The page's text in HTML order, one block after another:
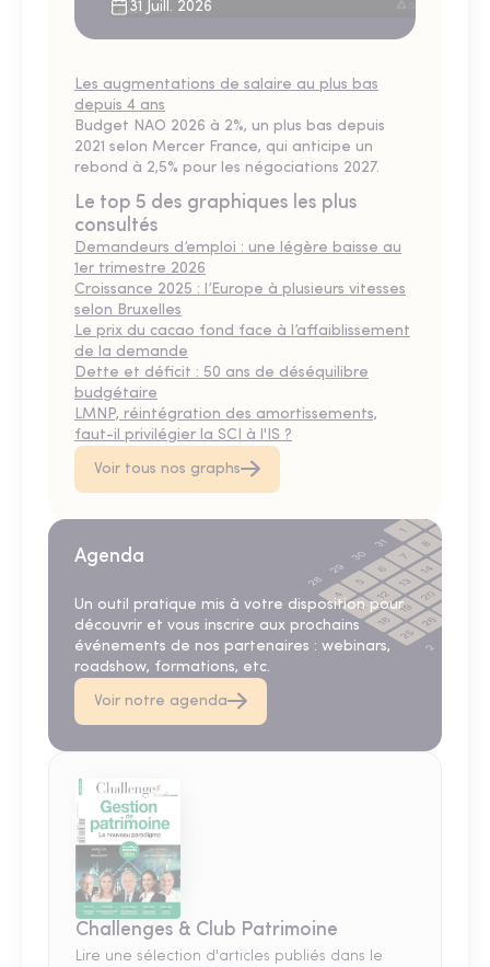
31 Juill. 2026
Les augmentations de salaire au plus bas
depuis 4 ans
Budget NAO 2026 à 2%, un plus bas depuis
2021 selon Mercer France, qui anticipe un
rebond à 2,5% pour les négociations 2027.
Le top 5 des graphiques les plus
consultés
Demandeurs d’emploi : une légère baisse au
1er trimestre 2026
Croissance 2025 : l’Europe à plusieurs vitesses
selon Bruxelles
Le prix du cacao fond face à l’affaiblissement
de la demande
Dette et déficit : 50 ans de déséquilibre
budgétaire
LMNP, réintégration des amortissements,
faut-il privilégier la SCI à l'IS ?
Voir tous nos graphs
Agenda
Un outil pratique mis à votre disposition pour
découvrir et vous inscrire aux prochains
événements de nos partenaires : webinars,
roadshow, formations, etc.
Voir notre agenda
Challenges & Club Patrimoine
Lire une sélection d'articles publiés dans le